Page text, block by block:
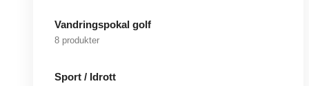
Vandringspokal golf
8 produkter
Sport / Idrott